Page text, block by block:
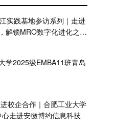
实践基地参访系列｜走进
解锁MRO数字化进化之
学2025级EMBA11班青岛
校企合作｜合肥工业大学
走进安徽博约信息科技